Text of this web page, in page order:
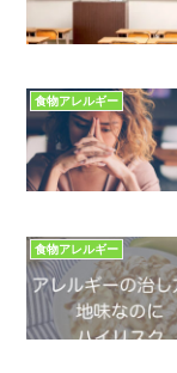
食物アレルギー
食物アレルギー